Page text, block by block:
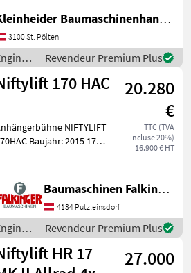
Petites
annonces
Kleinheider Baumaschinenhandel GmbH.
3100 St. Pölten
Revendeur Premium Plus
170 HAC
20.280
€
TTC (TVA
incluse 20%)
16.900 € HT
NIFTYLIFT
Baujahr: 2015 17
Ladegerät integriert!
Gelenkarm
österreichische Str
Baumaschinen Falkinger
4134 Putzleinsdorf
Niftylift
Revendeur Premium Plus
HR 17
27.000